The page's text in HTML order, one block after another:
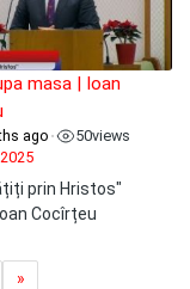
masa | Ioan
ago • 50views
prin Hristos"
Cocîrțeu
»